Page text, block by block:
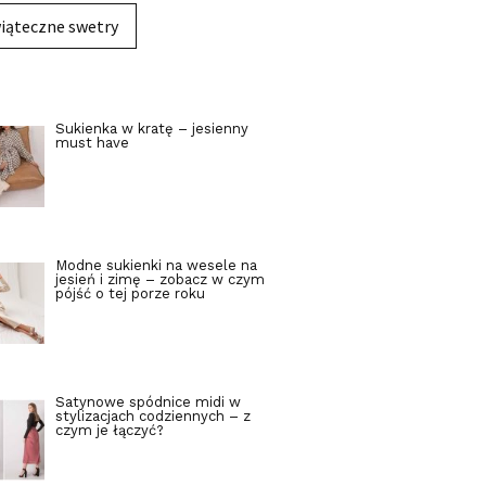
swetry
Sukienka w kratę – jesienny
must have
Modne sukienki na wesele na
jesień i zimę – zobacz w czym
pójść o tej porze roku
Satynowe spódnice midi w
stylizacjach codziennych – z
czym je łączyć?